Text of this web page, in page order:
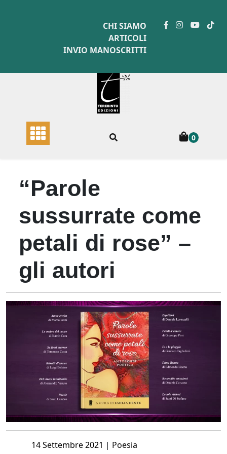
CHI SIAMO
ARTICOLI
INVIO MANOSCRITTI
0
“Parole
sussurrate come
petali di rose” –
gli autori
Posted
14 Settembre 2021 | Poesia